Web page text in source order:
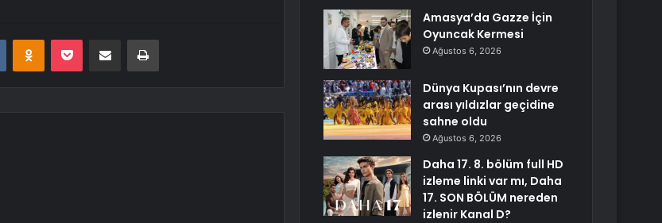
VKontakteOdnoklassniki
Pocket E-Posta ile paylaş Yazdır
Amasya’da Gazze İçin
Oyuncak Kermesi
Ağustos 6, 2026
Dünya Kupası’nın devre
arası yıldızlar geçidine
sahne oldu
Ağustos 6, 2026
Daha 17. 8. bölüm full HD
izleme linki var mı, Daha
17. SON BÖLÜM nereden
izlenir Kanal D?